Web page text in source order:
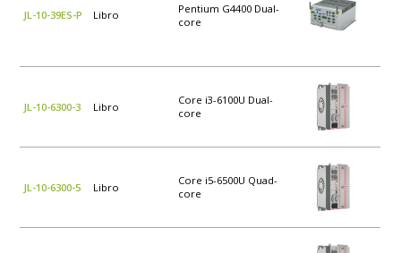
JL-10-39ES-P Libro
Pentium G4400 Dual-
core
JL-10-6300-3 Libro
Core i3-6100U Dual-
core
JL-10-6300-5 Libro
Core i5-6500U Quad-
core